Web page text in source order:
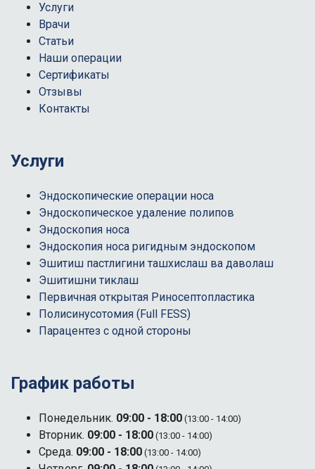
Услуги
Врачи
Статьи
Наши операции
Сертификаты
Отзывы
Контакты
Услуги
Эндоскопические операции носа
Эндоскопическое удаление полипов
Эндоскопия носа
Эндоскопия носа ригидным эндоскопом
Эшитиш пастлигини ташхислаш ва даволаш
Эшитишни тиклаш
Первичная открытая Риносептопластика
Полисинусотомия (Full FESS)
Парацентез с одной стороны
График работы
Понедельник. 09:00 - 18:00 (13:00 - 14:00)
Вторник. 09:00 - 18:00 (13:00 - 14:00)
Среда. 09:00 - 18:00 (13:00 - 14:00)